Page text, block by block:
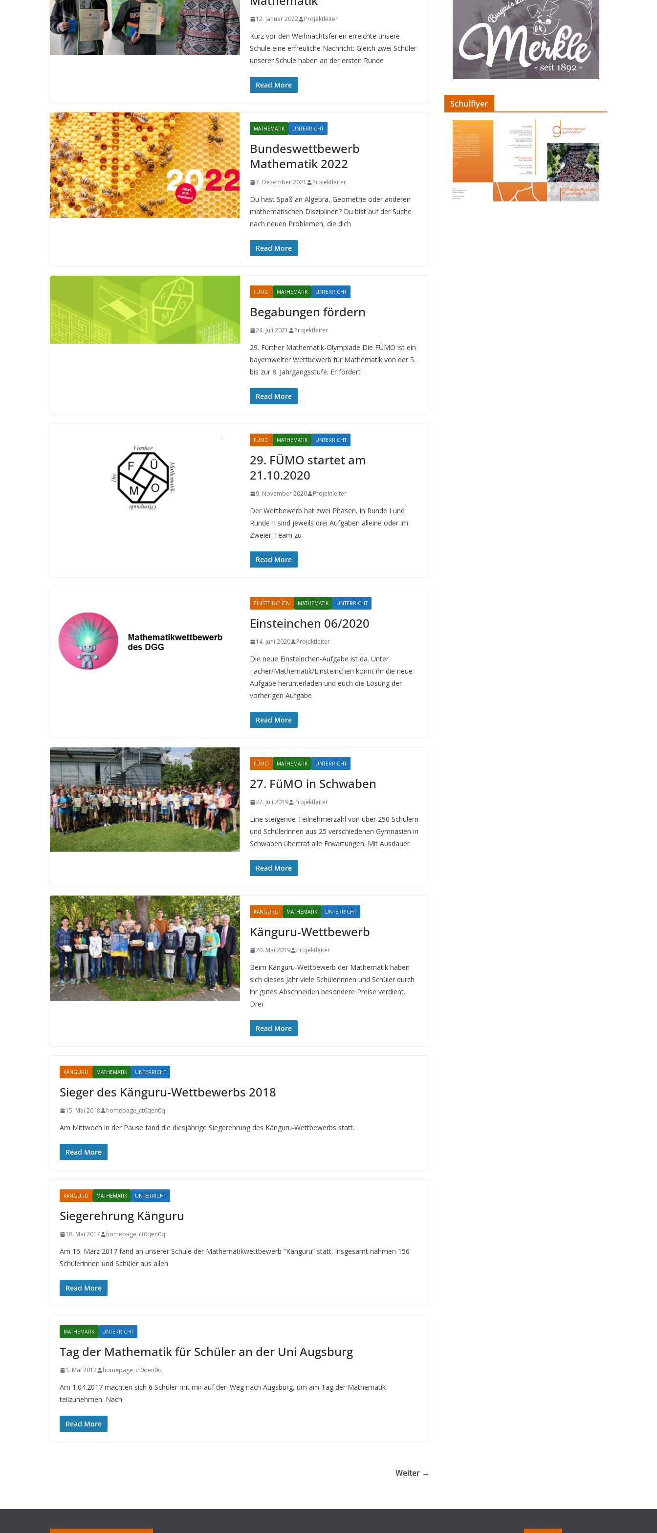
12. Januar 2022 Projektleiter
Kurz vor den Weihnachtsferien erreichte unsere
Schule eine erfreuliche Nachricht: Gleich zwei Schüler
unserer Schule haben an der ersten Runde
Read More
MATHEMATIK UNTERRICHT
Bundeswettbewerb
Mathematik 2022
7. Dezember 2021 Projektleiter
Du hast Spaß an Algebra, Geometrie oder anderen
mathematischen Disziplinen? Du bist auf der Suche
nach neuen Problemen, die dich
Read More
FÜMO MATHEMATIK UNTERRICHT
Begabungen fördern
24. Juli 2021 Projektleiter
29. Fürther Mathematik-Olympiade Die FÜMO ist ein
bayernweiter Wettbewerb für Mathematik von der 5.
bis zur 8. Jahrgangsstufe. Er fördert
Read More
FÜMO MATHEMATIK UNTERRICHT
29. FÜMO startet am
21.10.2020
9. November 2020 Projektleiter
Der Wettbewerb hat zwei Phasen. In Runde I und
Runde II sind jeweils drei Aufgaben alleine oder im
Zweier-Team zu
Read More
EINSTEINCHEN MATHEMATIK UNTERRICHT
Einsteinchen 06/2020
14. Juni 2020 Projektleiter
Die neue Einsteinchen-Aufgabe ist da. Unter
Fächer/Mathematik/Einsteinchen könnt ihr die neue
Aufgabe herunterladen und euch die Lösung der
vorherigen Aufgabe
Read More
FÜMO MATHEMATIK UNTERRICHT
27. FüMO in Schwaben
27. Juli 2019 Projektleiter
Eine steigende Teilnehmerzahl von über 250 Schülern
und Schülerinnen aus 25 verschiedenen Gymnasien in
Schwaben übertraf alle Erwartungen. Mit Ausdauer
Read More
KÄNGURU MATHEMATIK UNTERRICHT
Känguru-Wettbewerb
20. Mai 2019 Projektleiter
Beim Känguru-Wettbewerb der Mathematik haben
sich dieses Jahr viele Schülerinnen und Schüler durch
ihr gutes Abschneiden besondere Preise verdient.
Drei
Read More
KÄNGURU MATHEMATIK UNTERRICHT
Sieger des Känguru-Wettbewerbs 2018
15. Mai 2018 homepage_ct0qen0q
Am Mittwoch in der Pause fand die diesjährige Siegerehrung des Känguru-Wettbewerbs statt.
Read More
KÄNGURU MATHEMATIK UNTERRICHT
Siegerehrung Känguru
18. Mai 2017 homepage_ct0qen0q
Am 16. März 2017 fand an unserer Schule der Mathematikwettbewerb “Känguru” statt. Insgesamt nahmen 156
Schülerinnen und Schüler aus allen
Read More
MATHEMATIK UNTERRICHT
Tag der Mathematik für Schüler an der Uni Augsburg
1. Mai 2017 homepage_ct0qen0q
Am 1.04.2017 machten sich 6 Schüler mit mir auf den Weg nach Augsburg, um am Tag der Mathematik
teilzunehmen. Nach
Read More
Weiter →
Schulflyer